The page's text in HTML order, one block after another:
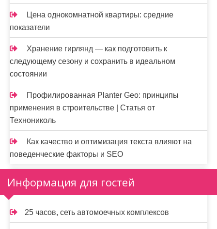
Цена однокомнатной квартиры: средние
показатели
Хранение гирлянд — как подготовить к
следующему сезону и сохранить в идеальном
состоянии
Профилированная Planter Geo: принципы
применения в строительстве | Статья от
Технониколь
Как качество и оптимизация текста влияют на
поведенческие факторы и SEO
Информация для гостей
25 часов, сеть автомоечных комплексов